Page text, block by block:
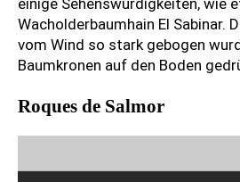
einige Sehenswürdigkeiten, wie
Wacholderbaumhain El Sabinar.
vom Wind so stark gebogen
Baumkronen auf den Boden
Roques de Salmor